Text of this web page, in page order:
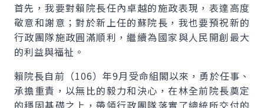
首先，我要對賴院長任內卓越的施政表現，表達高度
敬意和謝意；對於新上任的蘇院長，我也要預祝新的
行政團隊施政圓滿順利，繼續為國家與人民開創最大
的利益與福祉。
賴院長自前（106）年9月受命組閣以來，勇於任事、
承擔重責，以無比的毅力和決心，在林全前院長奠定
的穩固基礎之上，帶領行政團隊落實了總統所交付的